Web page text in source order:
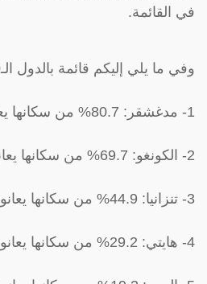
في القائمة.
وفي ما يلي إليكم قائمة بالدول الـ10 الأكثر فقراً:
1- مدغشقر: 80.7% من سكانها يعانون من الفقر
2- الكونغو: 69.7% من سكانها يعانون من الفقر
3- تنزانيا: 44.9% من سكانها يعانون من الفقر
4- هايتي: 29.2% من سكانها يعانون من الفقر